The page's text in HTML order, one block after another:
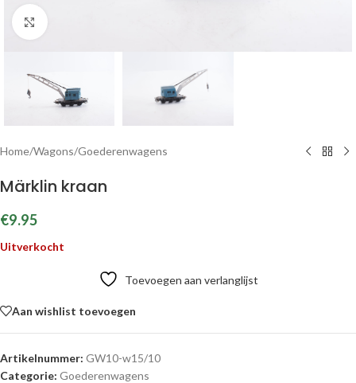
Home/Wagons/Goederenwagens
Märklin kraan
€9.95
Uitverkocht
Toevoegen aan verlanglijst
Aan wishlist toevoegen
Artikelnummer: GW10-w15/10
Categorie: Goederenwagens